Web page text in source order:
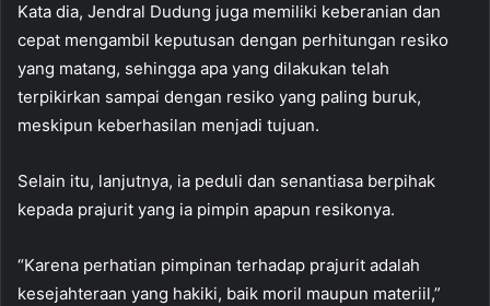
Kata dia, Jendral Dudung juga memiliki keberanian dan
cepat mengambil keputusan dengan perhitungan resiko
yang matang, sehingga apa yang dilakukan telah
terpikirkan sampai dengan resiko yang paling buruk,
meskipun keberhasilan menjadi tujuan.
Selain itu, lanjutnya, ia peduli dan senantiasa berpihak
kepada prajurit yang ia pimpin apapun resikonya.
“Karena perhatian pimpinan terhadap prajurit adalah
kesejahteraan yang hakiki, baik moril maupun materiil,”